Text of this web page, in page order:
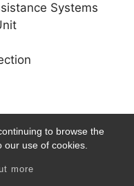
to browse the
use of cookies.
more
Systems
Hardware
2010.